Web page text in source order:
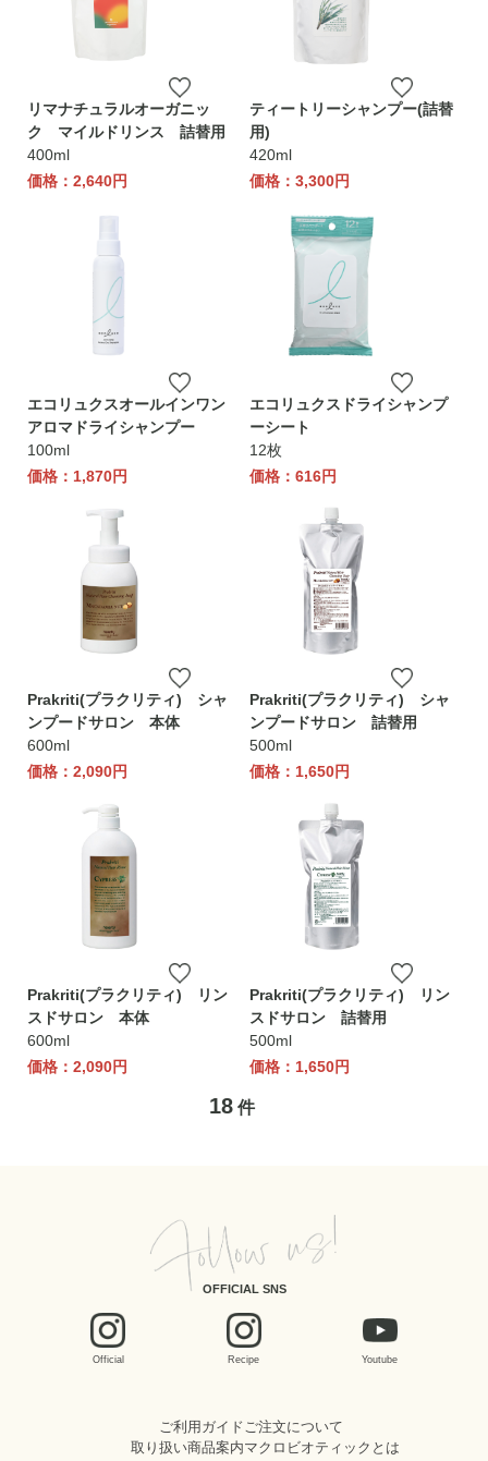
リマナチュラルオーガニッ
ク マイルドリンス 詰替用
400ml
価格：2,640円
ティートリーシャンプー(詰替
用)
420ml
価格：3,300円
エコリュクスオールインワン
アロマドライシャンプー
100ml
価格：1,870円
エコリュクスドライシャンプ
ーシート
12枚
価格：616円
Prakriti(プラクリティ) シャ
ンプードサロン 本体
600ml
価格：2,090円
Prakriti(プラクリティ) シャ
ンプードサロン 詰替用
500ml
価格：1,650円
Prakriti(プラクリティ) リン
スドサロン 本体
600ml
価格：2,090円
Prakriti(プラクリティ) リン
スドサロン 詰替用
500ml
価格：1,650円
18件
OFFICIAL SNS
Official Recipe Youtube
ご利用ガイドご注文について
取り扱い商品案内マクロビオティックとは